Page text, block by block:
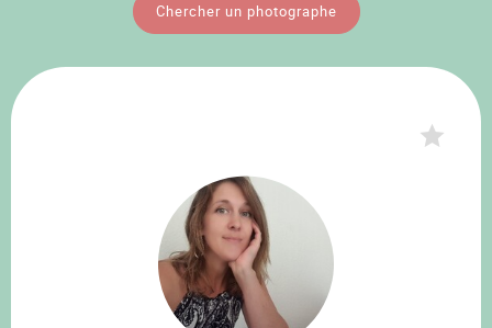
Chercher un photographe